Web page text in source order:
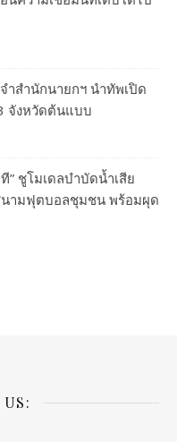
ำสำนักนายกฯ นำทัพเปิด
จังหวัดต้นแบบ
” ชูโมเดลบำบัดน้ำเสีย
นามฟุตบอลชุมชน พร้อมผุด